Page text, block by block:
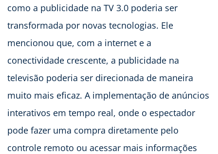
como a publicidade na TV 3.0 poderia ser
transformada por novas tecnologias. Ele
mencionou que, com a internet e a
conectividade crescente, a publicidade na
televisão poderia ser direcionada de maneira
muito mais eficaz. A implementação de anúncios
interativos em tempo real, onde o espectador
pode fazer uma compra diretamente pelo
controle remoto ou acessar mais informações